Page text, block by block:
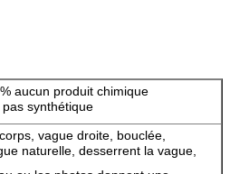
aucun produit chimique
synthétique
vague droite, bouclée,
naturelle, desserrent la vague,